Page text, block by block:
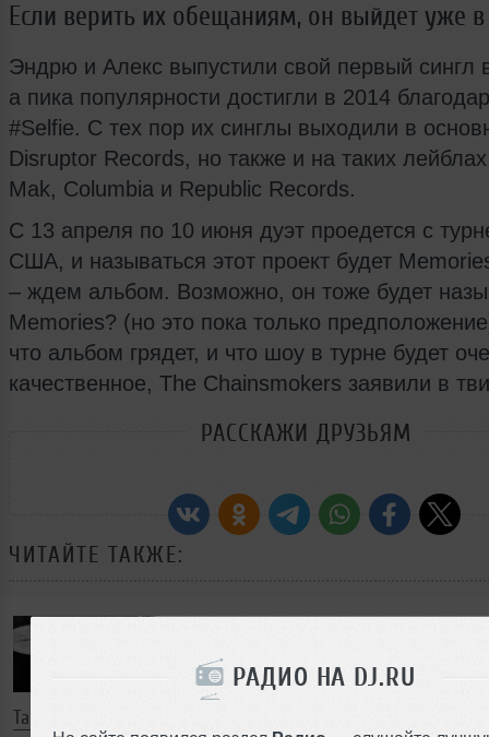
РАДИО НА DJ.RU
Если верить их обещаниям, он выйдет уже
Эндрю и Алекс выпустили свой первый сингл
а пика популярности достигли в 2014
#Selfie. С тех пор их синглы выходили в
Disruptor Records, но также и на таких
Mak, Columbia и Republic Records.
С 13 апреля по 10 июня дуэт проедется с
США, и называться этот проект будет
– ждем альбом. Возможно, он тоже будет
Memories? (но это пока только
что альбом грядет, и что шоу в турне будет
качественное, The Chainsmokers заявили в
РАССКАЖИ ДРУЗЬЯМ
ЧИТАЙТЕ ТАКЖЕ:
Так делают винил по новейшей технологии (видео)